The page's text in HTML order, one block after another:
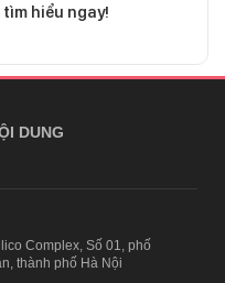
hiểu ngay!
DUNG
Complex, Số 01, phố
thành phố Hà Nội